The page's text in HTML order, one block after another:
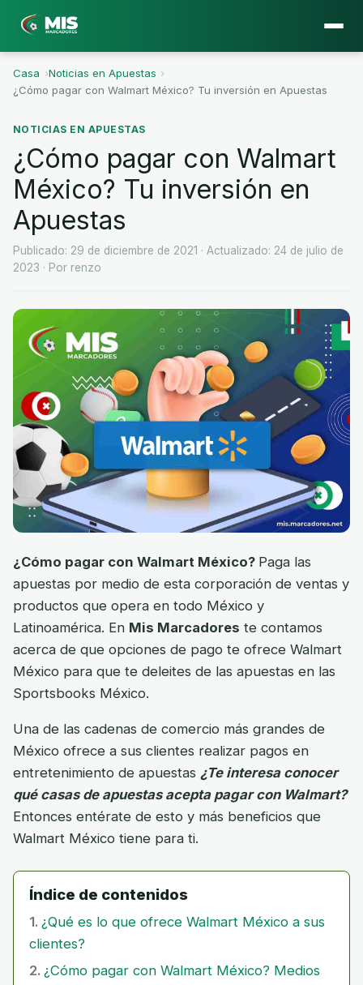
Casa ›Noticias en Apuestas ›
¿Cómo pagar con Walmart México? Tu inversión en Apuestas
NOTICIAS EN APUESTAS
¿Cómo pagar con Walmart
México? Tu inversión en
Apuestas
Publicado: 29 de diciembre de 2021 · Actualizado: 24 de julio de
2023 · Por renzo
¿Cómo pagar con Walmart México? Paga las
apuestas por medio de esta corporación de ventas y
productos que opera en todo México y
Latinoamérica. En Mis Marcadores te contamos
acerca de que opciones de pago te ofrece Walmart
México para que te deleites de las apuestas en las
Sportsbooks México.
Una de las cadenas de comercio más grandes de
México ofrece a sus clientes realizar pagos en
entretenimiento de apuestas ¿Te interesa conocer
qué casas de apuestas acepta pagar con Walmart?
Entonces entérate de esto y más beneficios que
Walmart México tiene para ti.
Índice de contenidos
¿Qué es lo que ofrece Walmart México a sus
clientes?
¿Cómo pagar con Walmart México? Medios